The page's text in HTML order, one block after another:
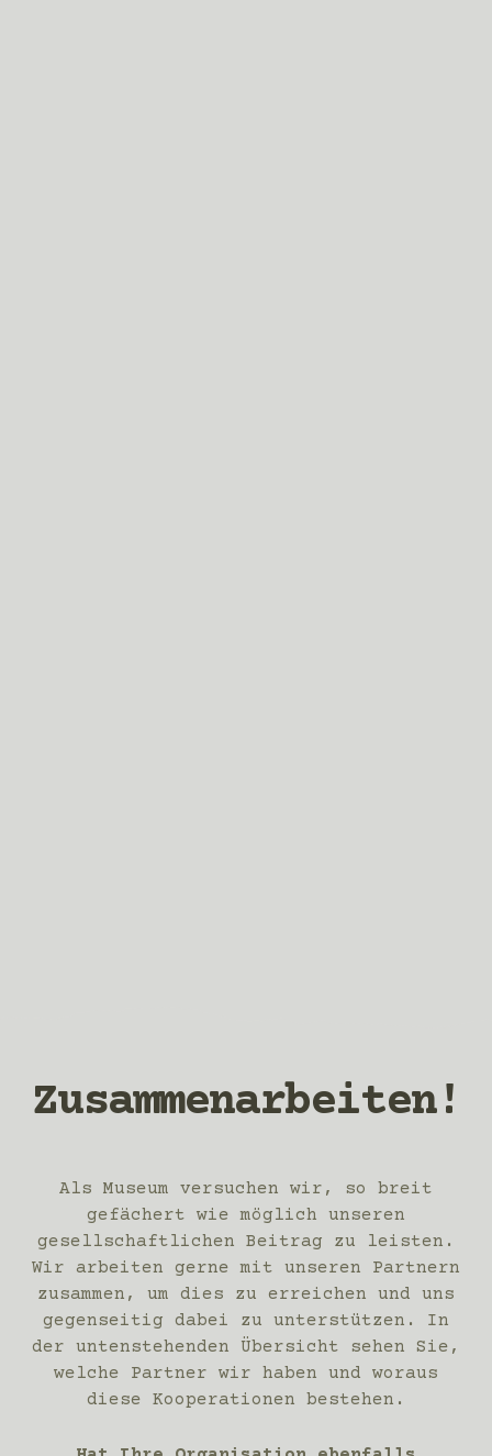
Zusammenarbeiten!
Als Museum versuchen wir, so breit
gefächert wie möglich unseren
gesellschaftlichen Beitrag zu leisten.
Wir arbeiten gerne mit unseren Partnern
zusammen, um dies zu erreichen und uns
gegenseitig dabei zu unterstützen. In
der untenstehenden Übersicht sehen Sie,
welche Partner wir haben und woraus
diese Kooperationen bestehen.